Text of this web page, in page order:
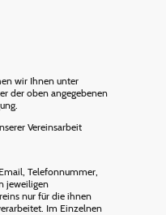
wir Ihnen unter
der oben angegebenen
Vereinsarbeit
Telefonnummer,
jeweiligen
nur für die ihnen
Im Einzelnen